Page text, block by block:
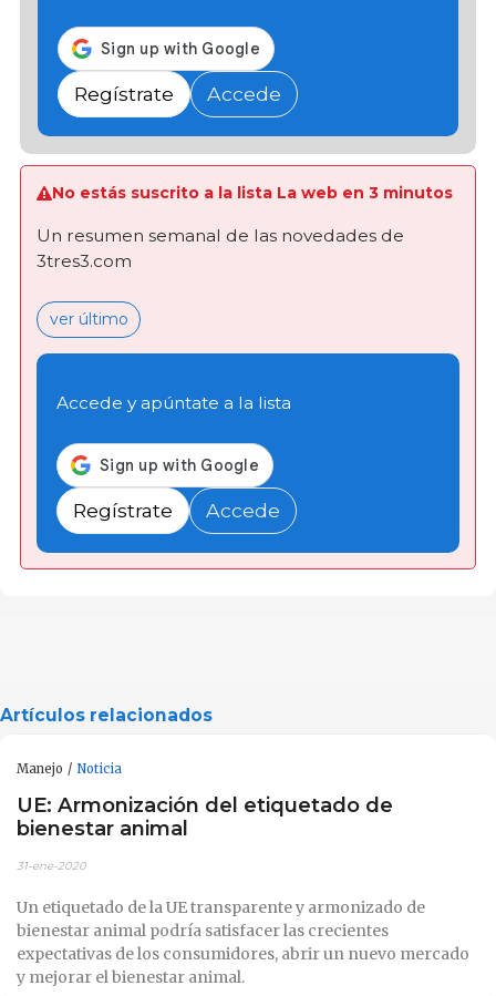
Regístrate Accede
No estás suscrito a la lista La web en 3 minutos
Un resumen semanal de las novedades de
3tres3.com
ver último
Accede y apúntate a la lista
Regístrate Accede
Artículos relacionados
Manejo Noticia
UE: Armonización del etiquetado de
bienestar animal
31-ene-2020
Un etiquetado de la UE transparente y armonizado de
bienestar animal podría satisfacer las crecientes
expectativas de los consumidores, abrir un nuevo mercado
y mejorar el bienestar animal.